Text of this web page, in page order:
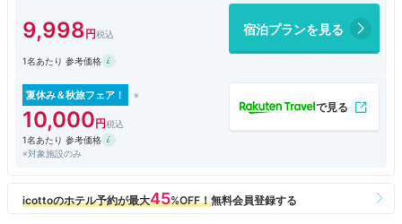
をして、ようやく入出できました。館内案内や備品の注文は、部屋に備え
付けのタブレットで行います。滞在中の室内清掃はなく、ゴミ捨ては前日
までにタブレットで依頼します。自動販売機がないのでコンビニで調達し
たが、３泊しているうちに慣れて、逆に便利だなと思うようになりまし
た。
クイーンベッドが２つ、ロフトにベッドが２つ、シャワールームと洗面台
とトイレは２つずつありました。部屋は広いのですが、収納が一つもな
く、壁にハンガーかけがあるだけ（ハンガー４つ）だったので、唯一この
ーツケースから出しておきたいものです。
ルーフトップテラス、ブックラウンジ、カフェ＆バーラウンジは、リゾー
9,998 宿泊プランを見る
1名あたり 参考価格
夏休み＆秋旅フェア！
10,000
1名あたり 参考価格
※対象施設のみ